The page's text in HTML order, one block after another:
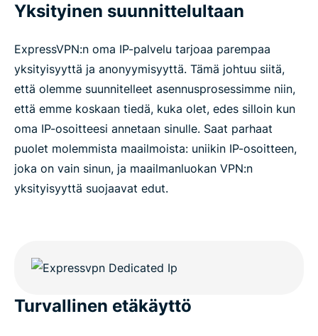
Yksityinen suunnittelultaan
ExpressVPN:n oma IP-palvelu tarjoaa parempaa
yksityisyyttä ja anonyymisyyttä. Tämä johtuu siitä,
että olemme suunnitelleet asennusprosessimme niin,
että emme koskaan tiedä, kuka olet, edes silloin kun
oma IP-osoitteesi annetaan sinulle. Saat parhaat
puolet molemmista maailmoista: uniikin IP-osoitteen,
joka on vain sinun, ja maailmanluokan VPN:n
yksityisyyttä suojaavat edut.
Turvallinen etäkäyttö